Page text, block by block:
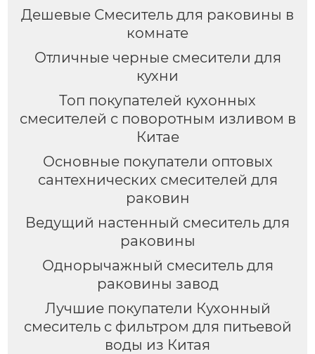
Дешевые Смеситель для раковины в
комнате
Отличные черные смесители для
кухни
Топ покупателей кухонных
смесителей с поворотным изливом в
Китае
Основные покупатели оптовых
сантехнических смесителей для
раковин
Ведущий настенный смеситель для
раковины
Однорычажный смеситель для
раковины завод
Лучшие покупатели Кухонный
смеситель с фильтром для питьевой
воды из Китая